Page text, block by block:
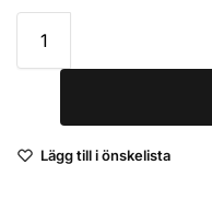
Lägg till i önskelista